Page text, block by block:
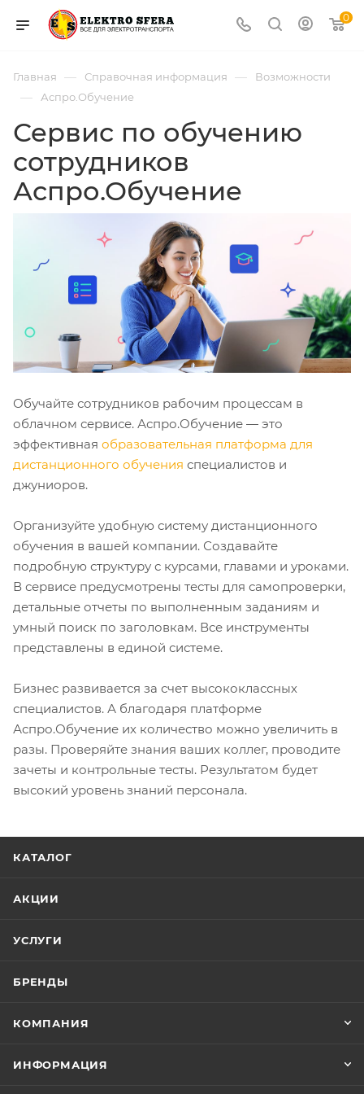
0
Главная — Справочная информация — Возможности
— Аспро.Обучение
Сервис по обучению
сотрудников
Аспро.Обучение
Обучайте сотрудников рабочим процессам в
облачном сервисе. Аспро.Обучение — это
эффективная образовательная платформа для
дистанционного обучения специалистов и
джуниоров.
Организуйте удобную систему дистанционного
обучения в вашей компании. Создавайте
подробную структуру с курсами, главами и уроками.
В сервисе предусмотрены тесты для самопроверки,
детальные отчеты по выполненным заданиям и
умный поиск по заголовкам. Все инструменты
представлены в единой системе.
Бизнес развивается за счет высококлассных
специалистов. А благодаря платформе
Аспро.Обучение их количество можно увеличить в
разы. Проверяйте знания ваших коллег, проводите
зачеты и контрольные тесты. Результатом будет
высокий уровень знаний персонала.
КАТАЛОГ
АКЦИИ
УСЛУГИ
БРЕНДЫ
КОМПАНИЯ
ИНФОРМАЦИЯ